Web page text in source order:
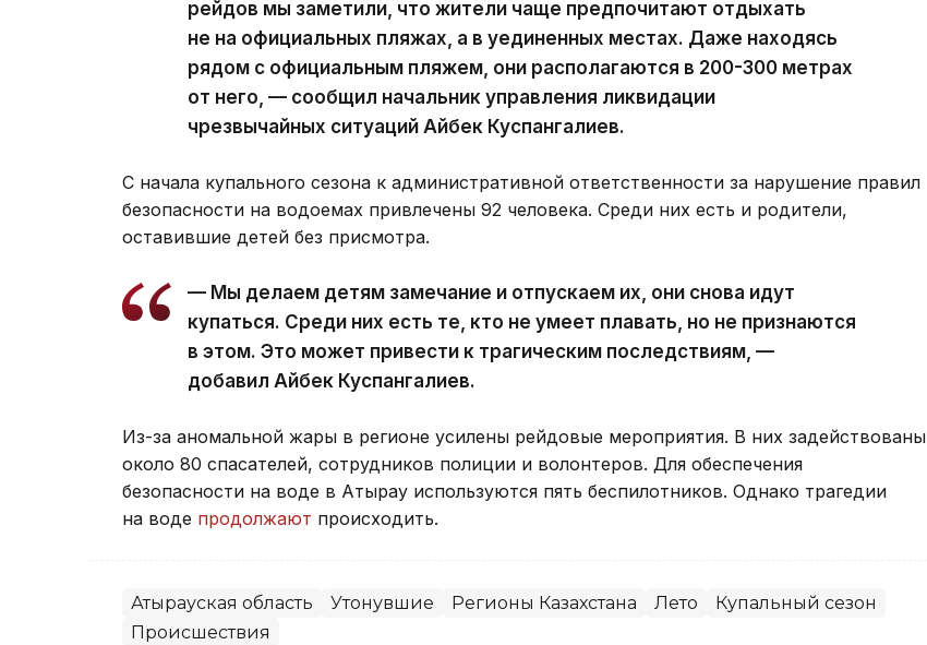
рейдов мы заметили, что жители чаще предпочитают отдыхать
не на официальных пляжах, а в уединенных местах. Даже находясь
рядом с официальным пляжем, они располагаются в 200-300 метрах
от него, — сообщил начальник управления ликвидации
чрезвычайных ситуаций Айбек Куспангалиев.
С начала купального сезона к административной ответственности за нарушение правил
безопасности на водоемах привлечены 92 человека. Среди них есть и родители,
оставившие детей без присмотра.
— Мы делаем детям замечание и отпускаем их, они снова идут
купаться. Среди них есть те, кто не умеет плавать, но не признаются
в этом. Это может привести к трагическим последствиям, —
добавил Айбек Куспангалиев.
Из-за аномальной жары в регионе усилены рейдовые мероприятия. В них задействованы
около 80 спасателей, сотрудников полиции и волонтеров. Для обеспечения
безопасности на воде в Атырау используются пять беспилотников. Однако трагедии
на воде продолжают происходить.
Атырауская область Утонувшие Регионы Казахстана Лето
Купальный сезон
Происшествия